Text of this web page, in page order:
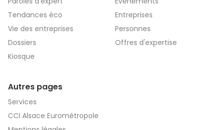
Tendances éco
Vie des entreprises
Dossiers
Kiosque
Entreprises
Personnes
Offres d'expertise
Autres pages
Services
CCI Alsace Eurométropole